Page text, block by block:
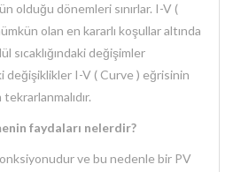
olduğu dönemleri sınırlar. I-V (
olan en kararlı koşullar altında
sıcaklığındaki değişimler
değişiklikler I-V ( Curve ) eğrisinin
faydaları nelerdir?
ve bu nedenle bir PV